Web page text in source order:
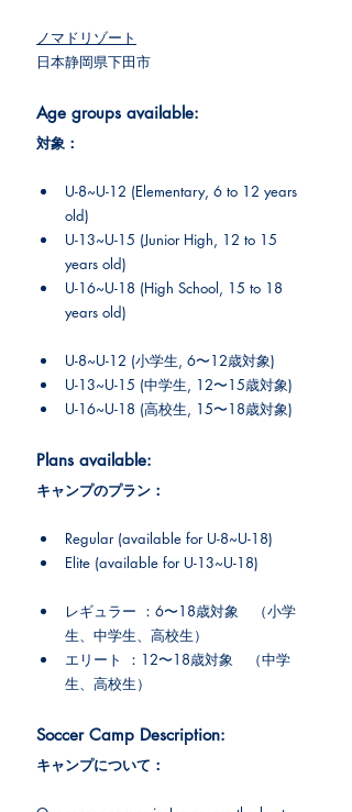
ノマドリゾート
日本静岡県下田市
Age groups available:
対象：
U-8~U-12 (Elementary, 6 to 12 years
old)
U-13~U-15 (Junior High, 12 to 15
years old)
U-16~U-18 (High School, 15 to 18
years old)
U-8~U-12 (小学生, 6〜12歳対象)
U-13~U-15 (中学生, 12〜15歳対象)
U-16~U-18 (高校生, 15〜18歳対象)
Plans available:
キャンプのプラン：
Regular (available for U-8~U-18)
Elite (available for U-13~U-18)
レギュラー ： 6〜18歳対象　（小学
生、中学生、高校生）
エリート ： 12〜18歳対象　（中学
生、高校生）
Soccer Camp Description:
キャンプについて：